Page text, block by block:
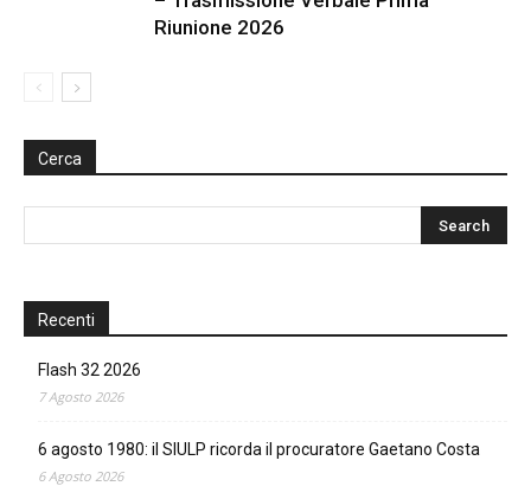
Riunione 2026
Cerca
Recenti
Flash 32 2026
7 Agosto 2026
6 agosto 1980: il SIULP ricorda il procuratore Gaetano Costa
6 Agosto 2026